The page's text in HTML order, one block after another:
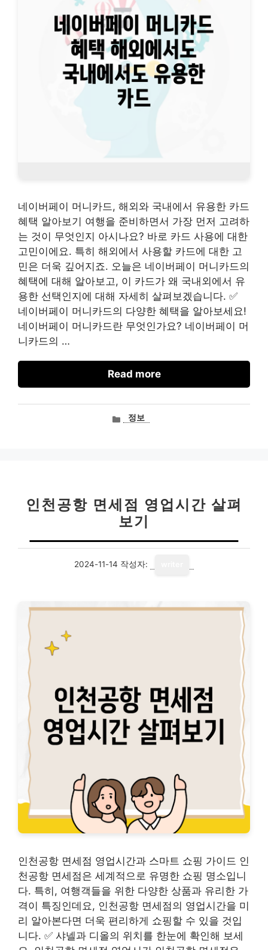
네이버페이 머니카드, 해외와 국내에서 유용한 카드
혜택 알아보기 여행을 준비하면서 가장 먼저 고려하
는 것이 무엇인지 아시나요? 바로 카드 사용에 대한
고민이에요. 특히 해외에서 사용할 카드에 대한 고
민은 더욱 깊어지죠. 오늘은 네이버페이 머니카드의
혜택에 대해 알아보고, 이 카드가 왜 국내외에서 유
용한 선택인지에 대해 자세히 살펴보겠습니다. ✅
네이버페이 머니카드의 다양한 혜택을 알아보세요!
네이버페이 머니카드란 무엇인가요? 네이버페이 머
니카드의 …
Read more
카정보
인천공항 면세점 영업시간 살펴
보기
2024-11-14 작성자:
인천공항 면세점 영업시간과 스마트 쇼핑 가이드 인
천공항 면세점은 세계적으로 유명한 쇼핑 명소입니
다. 특히, 여행객들을 위한 다양한 상품과 유리한 가
격이 특징인데요, 인천공항 면세점의 영업시간을 미
리 알아본다면 더욱 편리하게 쇼핑할 수 있을 것입
니다. ✅ 샤넬과 디올의 위치를 한눈에 확인해 보세